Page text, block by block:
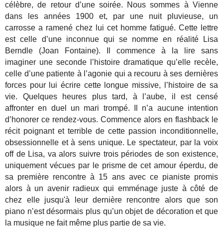
célèbre, de retour d’une soirée. Nous sommes à Vienne
dans les années 1900 et, par une nuit pluvieuse, un
carrosse a ramené chez lui cet homme fatigué. Cette lettre
est celle d’une inconnue qui se nomme en réalité Lisa
Berndle (Joan Fontaine). Il commence à la lire sans
imaginer une seconde l’histoire dramatique qu’elle recèle,
celle d’une patiente à l’agonie qui a recouru à ses dernières
forces pour lui écrire cette longue missive, l’histoire de sa
vie. Quelques heures plus tard, à l’aube, il est censé
affronter en duel un mari trompé. Il n’a aucune intention
d’honorer ce rendez-vous. Commence alors en flashback le
récit poignant et terrible de cette passion inconditionnelle,
obsessionnelle et à sens unique. Le spectateur, par la voix
off de Lisa, va alors suivre trois périodes de son existence,
uniquement vécues par le prisme de cet amour éperdu, de
sa première rencontre à 15 ans avec ce pianiste promis
alors à un avenir radieux qui emménage juste à côté de
chez elle jusqu'à leur dernière rencontre alors que son
piano n’est désormais plus qu’un objet de décoration et que
la musique ne fait même plus partie de sa vie.